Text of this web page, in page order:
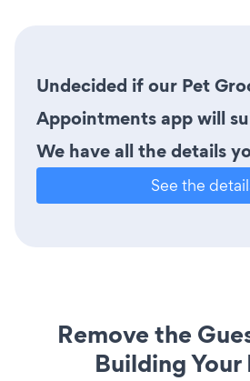
Undecided if our Pet
Appointments app will
We have all the details
See the
Remove the
Building Your